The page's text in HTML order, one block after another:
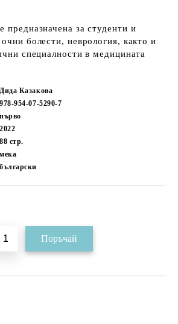
предназначена за студенти и
болести, неврология, както и
специалности в медицината
Дида Казакова
978-954-07-5290-7
първо
2022
88 стр.
мека
български